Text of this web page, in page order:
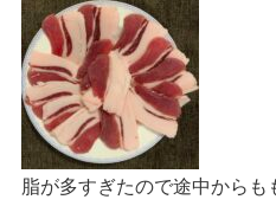
脂が多すぎたので途中からも